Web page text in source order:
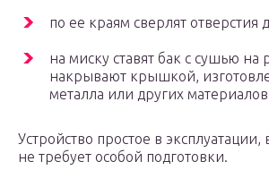
по ее краям сверлят отверстия
на миску ставят бак с сушью на
накрывают крышкой,
металла или других
Устройство простое в эксплуатации,
не требует особой подготовки.